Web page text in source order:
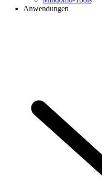
Anwendungen